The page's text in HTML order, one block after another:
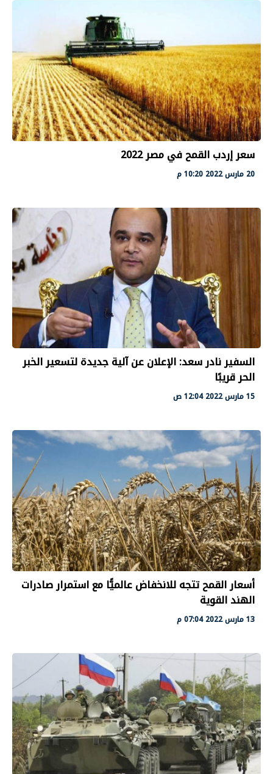
سعر إردب القمح في مصر 2022
20 مارس 2022 10:20 م
السفير نادر سعد: الإعلان عن آلية جديدة لتسعير الخبر
الحر قريبًا
15 مارس 2022 12:04 ص
أسعار القمح تتجه للانخفاض عالميًّا مع استمرار صادرات
الهند القوية
13 مارس 2022 07:04 م